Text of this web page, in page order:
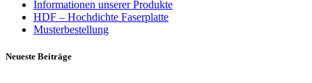
Informationen unserer Produkte
HDF – Hochdichte Faserplatte
Musterbestellung
Neueste Beiträge